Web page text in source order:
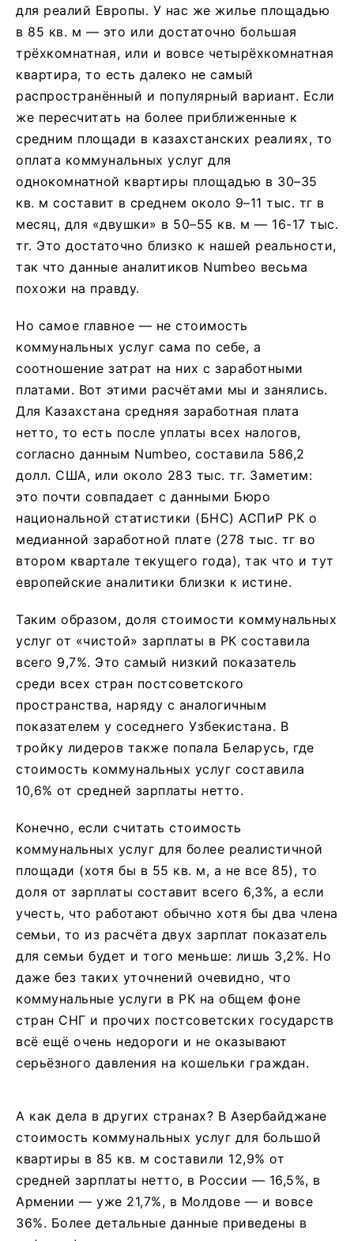
для реалий Европы. У нас же жилье площадью
в 85 кв. м — это или достаточно большая
трёхкомнатная, или и вовсе четырёхкомнатная
квартира, то есть далеко не самый
распространённый и популярный вариант. Если
же пересчитать на более приближенные к
средним площади в казахстанских реалиях, то
оплата коммунальных услуг для
однокомнатной квартиры площадью в 30–35
кв. м составит в среднем около 9–11 тыс. тг в
месяц, для «двушки» в 50–55 кв. м — 16-17 тыс.
тг. Это достаточно близко к нашей реальности,
так что данные аналитиков Numbeo весьма
похожи на правду.
Но самое главное — не стоимость
коммунальных услуг сама по себе, а
соотношение затрат на них с заработными
платами. Вот этими расчётами мы и занялись.
Для Казахстана средняя заработная плата
нетто, то есть после уплаты всех налогов,
согласно данным Numbeo, составила 586,2
долл. США, или около 283 тыс. тг. Заметим:
это почти совпадает с данными Бюро
национальной статистики (БНС) АСПиР РК о
медианной заработной плате (278 тыс. тг во
втором квартале текущего года), так что и тут
европейские аналитики близки к истине.
Таким образом, доля стоимости коммунальных
услуг от «чистой» зарплаты в РК составила
всего 9,7%. Это самый низкий показатель
среди всех стран постсоветского
пространства, наряду с аналогичным
показателем у соседнего Узбекистана. В
тройку лидеров также попала Беларусь, где
стоимость коммунальных услуг составила
10,6% от средней зарплаты нетто.
Конечно, если считать стоимость
коммунальных услуг для более реалистичной
площади (хотя бы в 55 кв. м, а не все 85), то
доля от зарплаты составит всего 6,3%, а если
учесть, что работают обычно хотя бы два члена
семьи, то из расчёта двух зарплат показатель
для семьи будет и того меньше: лишь 3,2%. Но
даже без таких уточнений очевидно, что
коммунальные услуги в РК на общем фоне
стран СНГ и прочих постсоветских государств
всё ещё очень недороги и не оказывают
серьёзного давления на кошельки граждан.
А как дела в других странах? В Азербайджане
стоимость коммунальных услуг для большой
квартиры в 85 кв. м составили 12,9% от
средней зарплаты нетто, в России — 16,5%, в
Армении — уже 21,7%, в Молдове — и вовсе
36%. Более детальные данные приведены в